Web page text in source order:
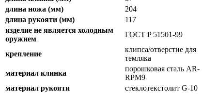
длина ножа (мм)
204
длина рукояти (мм)
117
изделие не является холодным
оружием
ГОСТ P 51501-99
крепление
клипса/отверстие для
темляка
материал клинка
порошковая сталь AR-
RPM9
материал рукояти
стеклотекстолит G-10